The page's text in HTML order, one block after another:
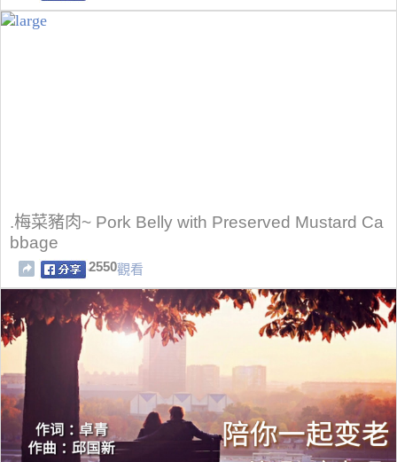
.梅菜豬肉~ Pork Belly with Preserved Mustard Ca
bbage
2550觀看